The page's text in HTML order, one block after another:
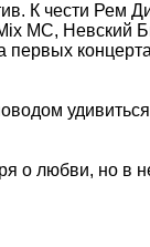
К чести Рем
MC, Невский
о любви, но в